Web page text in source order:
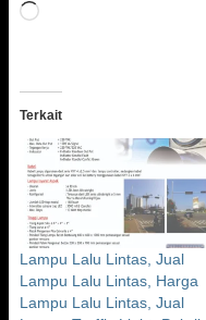
Memuat...
Terkait
Lampu Lalu Lintas, Jual
Lampu Lalu Lintas, Harga
Lampu Lalu Lintas, Jual